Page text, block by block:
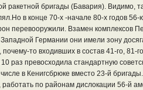
ракетной бригады (Бавария). Видимо,
в конце 70-х -начале 80-х годов
перевооружили. Взамен комплексов
Германии они имели зону
то входивших в состав 41-го,
раз превосходила стандартную
в Кенигсбрюке вместо 23-й
по районам дислокации 56-й